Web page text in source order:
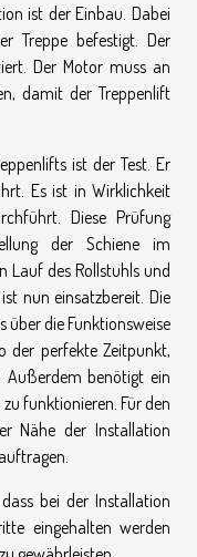
ist der Einbau. Dabei
Treppe befestigt. Der
Der Motor muss an
damit der Treppenlift
ist der Test. Er
Es ist in Wirklichkeit
Diese Prüfung
der Schiene im
Lauf des Rollstuhls und
nun einsatzbereit. Die
über die Funktionsweise
der perfekte Zeitpunkt,
Außerdem benötigt ein
funktionieren. Für den
Nähe der Installation
bei der Installation
eingehalten werden